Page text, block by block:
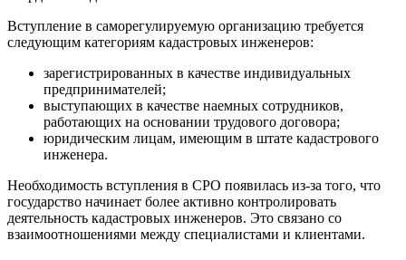
Вступление в саморегулируемую организацию требуется
следующим категориям кадастровых инженеров:
зарегистрированных в качестве индивидуальных
предпринимателей;
выступающих в качестве наемных сотрудников,
работающих на основании трудового договора;
юридическим лицам, имеющим в штате кадастрового
инженера.
Необходимость вступления в СРО появилась из-за того, что
государство начинает более активно контролировать
деятельность кадастровых инженеров. Это связано со
взаимоотношениями между специалистами и клиентами.